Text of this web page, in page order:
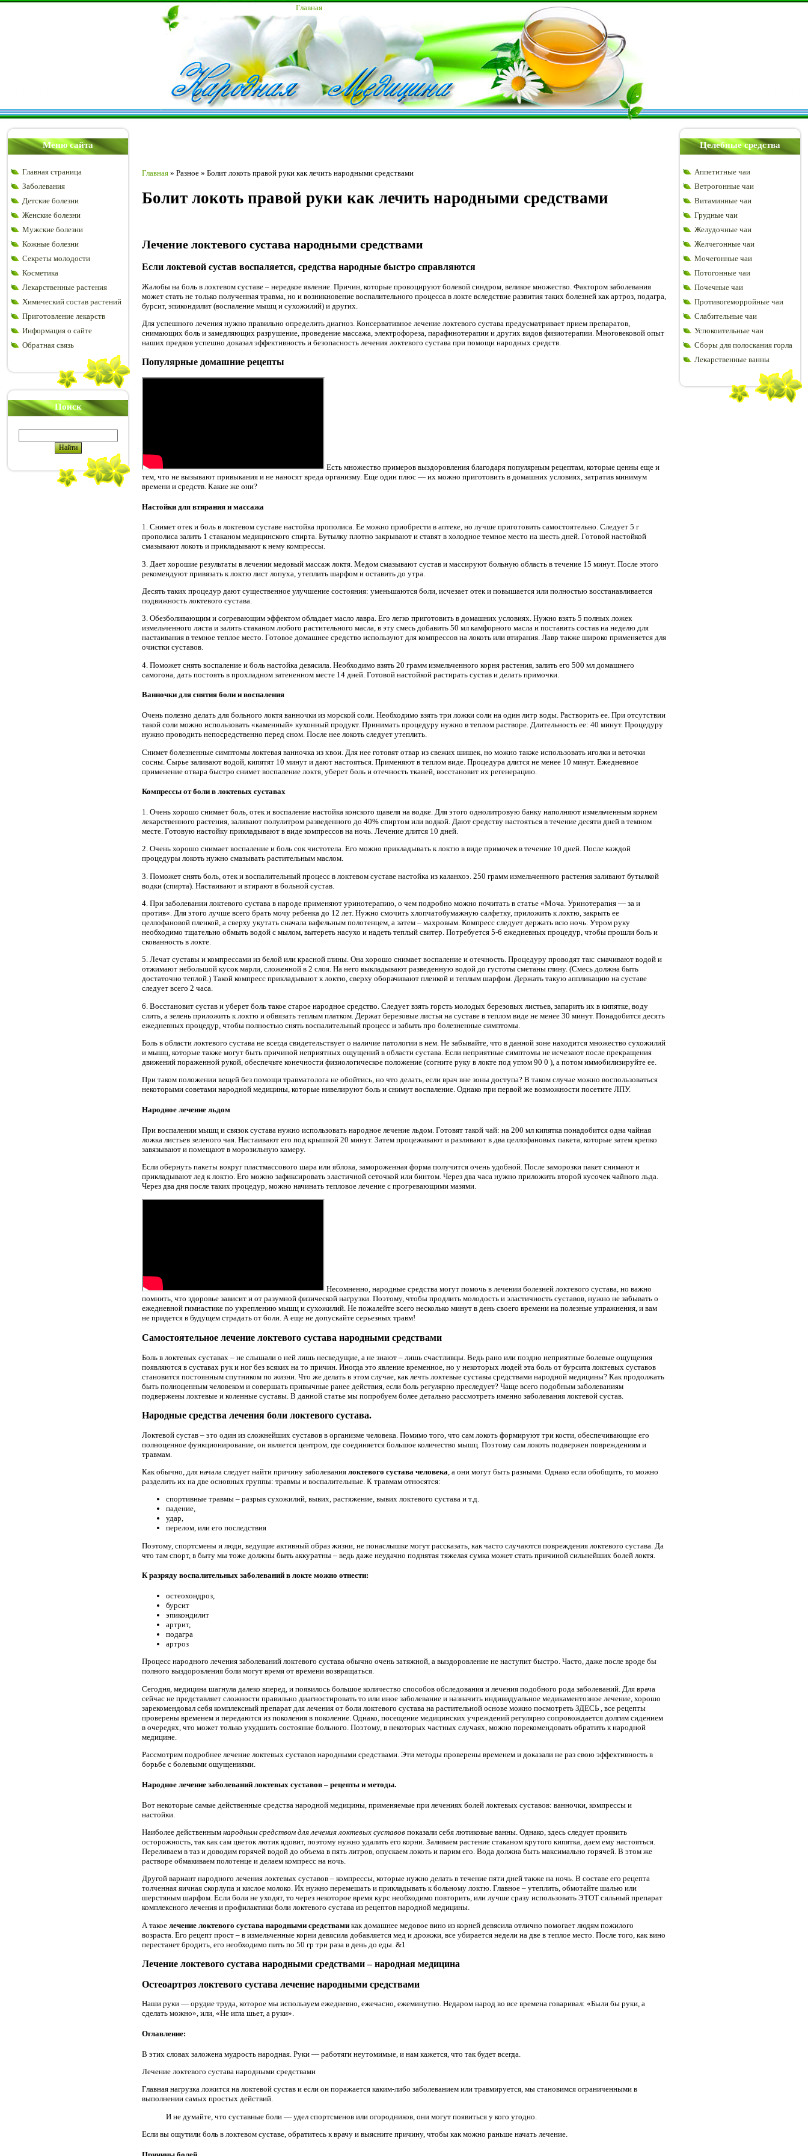
Главная
Меню сайта
Главная страница
Заболевания
Детские болезни
Женские болезни
Мужские болезни
Кожные болезни
Секреты молодости
Косметика
Лекарственные растения
Химический состав растений
Приготовление лекарств
Информация о сайте
Обратная связь
Поиск
Главная » Разное » Болит локоть правой руки как лечить народными средствами
Болит локоть правой руки как лечить народными средствами
Лечение локтевого сустава народными средствами
Если локтевой сустав воспаляется, средства народные быстро справляются
Жалобы на боль в локтевом суставе – нередкое явление. Причин, которые провоцируют болевой синдром, великое множество. Фактором заболевания
может стать не только полученная травма, но и возникновение воспалительного процесса в локте вследствие развития таких болезней как артроз, подагра,
бурсит, эпикондилит (воспаление мышц и сухожилий) и других.
Для успешного лечения нужно правильно определить диагноз. Консервативное лечение локтевого сустава предусматривает прием препаратов,
снимающих боль и замедляющих разрушение, проведение массажа, электрофореза, парафинотерапии и других видов физиотерапии. Многовековой опыт
наших предков успешно доказал эффективность и безопасность лечения локтевого сустава при помощи народных средств.
Популярные домашние рецепты
Есть множество примеров выздоровления благодаря популярным рецептам, которые ценны еще и
тем, что не вызывают привыкания и не наносят вреда организму. Еще один плюс — их можно приготовить в домашних условиях, затратив минимум
времени и средств. Какие же они?
Настойки для втирания и массажа
1. Снимет отек и боль в локтевом суставе настойка прополиса. Ее можно приобрести в аптеке, но лучше приготовить самостоятельно. Следует 5 г
прополиса залить 1 стаканом медицинского спирта. Бутылку плотно закрывают и ставят в холодное темное место на шесть дней. Готовой настойкой
смазывают локоть и прикладывают к нему компрессы.
3. Дает хорошие результаты в лечении медовый массаж локтя. Медом смазывают сустав и массируют больную область в течение 15 минут. После этого
рекомендуют привязать к локтю лист лопуха, утеплить шарфом и оставить до утра.
Десять таких процедур дают существенное улучшение состояния: уменьшаются боли, исчезает отек и повышается или полностью восстанавливается
подвижность локтевого сустава.
3. Обезболивающим и согревающим эффектом обладает масло лавра. Его легко приготовить в домашних условиях. Нужно взять 5 полных ложек
измельченного листа и залить стаканом любого растительного масла, в эту смесь добавить 50 мл камфорного масла и поставить состав на неделю для
настаивания в темное теплое место. Готовое домашнее средство используют для компрессов на локоть или втирания. Лавр также широко применяется для
очистки суставов.
4. Поможет снять воспаление и боль настойка девясила. Необходимо взять 20 грамм измельченного корня растения, залить его 500 мл домашнего
самогона, дать постоять в прохладном затененном месте 14 дней. Готовой настойкой растирать сустав и делать примочки.
Ванночки для снятия боли и воспаления
Очень полезно делать для больного локтя ванночки из морской соли. Необходимо взять три ложки соли на один литр воды. Растворить ее. При отсутствии
такой соли можно использовать «каменный» кухонный продукт. Принимать процедуру нужно в теплом растворе. Длительность ее: 40 минут. Процедуру
нужно проводить непосредственно перед сном. После нее локоть следует утеплить.
Снимет болезненные симптомы локтевая ванночка из хвои. Для нее готовят отвар из свежих шишек, но можно также использовать иголки и веточки
сосны. Сырье заливают водой, кипятят 10 минут и дают настояться. Применяют в теплом виде. Процедура длится не менее 10 минут. Ежедневное
применение отвара быстро снимет воспаление локтя, уберет боль и отечность тканей, восстановит их регенерацию.
Компрессы от боли в локтевых суставах
1. Очень хорошо снимает боль, отек и воспаление настойка конского щавеля на водке. Для этого однолитровую банку наполняют измельченным корнем
лекарственного растения, заливают полулитром разведенного до 40% спиртом или водкой. Дают средству настояться в течение десяти дней в темном
месте. Готовую настойку прикладывают в виде компрессов на ночь. Лечение длится 10 дней.
2. Очень хорошо снимает воспаление и боль сок чистотела. Его можно прикладывать к локтю в виде примочек в течение 10 дней. После каждой
процедуры локоть нужно смазывать растительным маслом.
3. Поможет снять боль, отек и воспалительный процесс в локтевом суставе настойка из каланхоэ. 250 грамм измельченного растения заливают бутылкой
водки (спирта). Настаивают и втирают в больной сустав.
4. При заболевании локтевого сустава в народе применяют уринотерапию, о чем подробно можно почитать в статье «Моча. Уринотерапия — за и
против«. Для этого лучше всего брать мочу ребенка до 12 лет. Нужно смочить хлопчатобумажную салфетку, приложить к локтю, закрыть ее
целлофановой пленкой, а сверху укутать сначала вафельным полотенцем, а затем – махровым. Компресс следует держать всю ночь. Утром руку
необходимо тщательно обмыть водой с мылом, вытереть насухо и надеть теплый свитер. Потребуется 5-6 ежедневных процедур, чтобы прошли боль и
скованность в локте.
5. Лечат суставы и компрессами из белой или красной глины. Она хорошо снимает воспаление и отечность. Процедуру проводят так: смачивают водой и
отжимают небольшой кусок марли, сложенной в 2 слоя. На него выкладывают разведенную водой до густоты сметаны глину. (Смесь должна быть
достаточно теплой.) Такой компресс прикладывают к локтю, сверху оборачивают пленкой и теплым шарфом. Держать такую аппликацию на суставе
следует всего 2 часа.
6. Восстановит сустав и уберет боль такое старое народное средство. Следует взять горсть молодых березовых листьев, запарить их в кипятке, воду
слить, а зелень приложить к локтю и обвязать теплым платком. Держат березовые листья на суставе в теплом виде не менее 30 минут. Понадобится десять
ежедневных процедур, чтобы полностью снять воспалительный процесс и забыть про болезненные симптомы.
Боль в области локтевого сустава не всегда свидетельствует о наличие патологии в нем. Не забывайте, что в данной зоне находится множество сухожилий
и мышц, которые также могут быть причиной неприятных ощущений в области сустава. Если неприятные симптомы не исчезают после прекращения
движений пораженной рукой, обеспечьте конечности физиологическое положение (согните руку в локте под углом 90 0 ), а потом иммобилизируйте ее.
При таком положении вещей без помощи травматолога не обойтись, но что делать, если врач вне зоны доступа? В таком случае можно воспользоваться
некоторыми советами народной медицины, которые нивелируют боль и снимут воспаление. Однако при первой же возможности посетите ЛПУ.
Народное лечение льдом
При воспалении мышц и связок сустава нужно использовать народное лечение льдом. Готовят такой чай: на 200 мл кипятка понадобится одна чайная
ложка листьев зеленого чая. Настаивают его под крышкой 20 минут. Затем процеживают и разливают в два целлофановых пакета, которые затем крепко
завязывают и помещают в морозильную камеру.
Если обернуть пакеты вокруг пластмассового шара или яблока, замороженная форма получится очень удобной. После заморозки пакет снимают и
прикладывают лед к локтю. Его можно зафиксировать эластичной сеточкой или бинтом. Через два часа нужно приложить второй кусочек чайного льда.
Через два дня после таких процедур, можно начинать тепловое лечение с прогревающими мазями.
Несомненно, народные средства могут помочь в лечении болезней локтевого сустава, но важно
помнить, что здоровье зависит и от разумной физической нагрузки. Поэтому, чтобы продлить молодость и эластичность суставов, нужно не забывать о
ежедневной гимнастике по укреплению мышц и сухожилий. Не пожалейте всего несколько минут в день своего времени на полезные упражнения, и вам
не придется в будущем страдать от боли. А еще не допускайте серьезных травм!
Самостоятельное лечение локтевого сустава народными средствами
Боль в локтевых суставах – не слышали о ней лишь несведущие, а не знают – лишь счастливцы. Ведь рано или поздно неприятные болевые ощущения
появляются в суставах рук и ног без всяких на то причин. Иногда это явление временное, но у некоторых людей эта боль от бурсита локтевых суставов
становится постоянным спутником по жизни. Что же делать в этом случае, как лечть локтевые суставы средствами народной медицины? Как продолжать
быть полноценным человеком и совершать привычные ранее действия, если боль регулярно преследует? Чаще всего подобным заболеваниям
подвержены локтевые и коленные суставы. В данной статье мы попробуем более детально рассмотреть именно заболевания локтевой сустав.
Народные средства лечения боли локтевого сустава.
Локтевой сустав – это один из сложнейших суставов в организме человека. Помимо того, что сам локоть формируют три кости, обеспечивающие его
полноценное функционирование, он является центром, где соединяется большое количество мышц. Поэтому сам локоть подвержен повреждениям и
травмам.
Как обычно, для начала следует найти причину заболевания локтевого сустава человека, а они могут быть разными. Однако если обобщить, то можно
разделить их на две основных группы: травмы и воспалительные. К травмам относятся:
спортивные травмы – разрыв сухожилий, вывих, растяжение, вывих локтевого сустава и т.д.
падение,
удар,
перелом, или его последствия
Поэтому, спортсмены и люди, ведущие активный образ жизни, не понаслышке могут рассказать, как часто случаются повреждения локтевого сустава. Да
что там спорт, в быту мы тоже должны быть аккуратны – ведь даже неудачно поднятая тяжелая сумка может стать причиной сильнейших болей локтя.
К разряду воспалительных заболеваний в локте можно отнести:
остеохондроз,
бурсит
эпикондилит
артрит,
подагра
артроз
Процесс народного лечения заболеваний локтевого сустава обычно очень затяжной, а выздоровление не наступит быстро. Часто, даже после вроде бы
полного выздоровления боли могут время от времени возвращаться.
Сегодня, медицина шагнула далеко вперед, и появилось большое количество способов обследования и лечения подобного рода заболеваний. Для врача
сейчас не представляет сложности правильно диагностировать то или иное заболевание и назначить индивидуальное медикаментозное лечение, хорошо
зарекомендовал себя комплексный препарат для лечения от боли локтевого сустава на растительной основе можно посмотреть ЗДЕСЬ , все рецепты
проверены временем и передаются из поколения в поколение. Однако, посещение медицинских учреждений регулярно сопровождается долгим сидением
в очередях, что может только ухудшить состояние больного. Поэтому, в некоторых частных случаях, можно порекомендовать обратить к народной
медицине.
Рассмотрим подробнее лечение локтевых суставов народными средствами. Эти методы проверены временем и доказали не раз свою эффективность в
борьбе с болевыми ощущениями.
Народное лечение заболеваний локтевых суставов – рецепты и методы.
Вот некоторые самые действенные средства народной медицины, применяемые при лечениях болей локтевых суставов: ванночки, компрессы и
настойки.
Наиболее действенным народным средством для лечения локтевых суставов показали себя лютиковые ванны. Однако, здесь следует проявить
осторожность, так как сам цветок лютик ядовит, поэтому нужно удалить его корни. Заливаем растение стаканом крутого кипятка, даем ему настояться.
Переливаем в таз и доводим горячей водой до объема в пять литров, опускаем локоть и парим его. Вода должна быть максимально горячей. В этом же
растворе обмакиваем полотенце и делаем компресс на ночь.
Другой вариант народного лечения локтевых суставов – компрессы, которые нужно делать в течение пяти дней также на ночь. В составе его рецепта
толченная яичная скорлупа и кислое молоко. Их нужно перемешать и прикладывать к больному локтю. Главное – утеплить, обмотайте шалью или
шерстяным шарфом. Если боли не уходят, то через некоторое время курс необходимо повторить, или лучше сразу использовать ЭТОТ сильный препарат
комплексного лечения и профилактики боли локтевого сустава из рецептов народной медицины.
А такое лечение локтевого сустава народными средствами как домашнее медовое вино из корней девясила отлично помогает людям пожилого
возраста. Его рецепт прост – в измельченные корни девясила добавляется мед и дрожжи, все убирается недели на две в теплое место. После того, как вино
перестанет бродить, его необходимо пить по 50 гр три раза в день до еды. &1
Лечение локтевого сустава народными средствами – народная медицина
Остеоартроз локтевого сустава лечение народными средствами
Наши руки — орудие труда, которое мы используем ежедневно, ежечасно, ежеминутно. Недаром народ во все времена говаривал: «Были бы руки, а
сделать можно», или, «Не игла шьет, а руки».
Оглавление:
В этих словах заложена мудрость народная. Руки — работяги неутомимые, и нам кажется, что так будет всегда.
Лечение локтевого сустава народными средствами
Главная нагрузка ложится на локтевой сустав и если он поражается каким-либо заболеванием или травмируется, мы становимся ограниченными в
выполнении самых простых действий.
И не думайте, что суставные боли — удел спортсменов или огородников, они могут появиться у кого угодно.
Если вы ощутили боль в локтевом суставе, обратитесь к врачу и выясните причину, чтобы как можно раньше начать лечение.
Целебные средства
Аппетитные чаи
Ветрогонные чаи
Витаминные чаи
Грудные чаи
Желудочные чаи
Желчегонные чаи
Мочегонные чаи
Потогонные чаи
Почечные чаи
Противогеморройные чаи
Слабительные чаи
Успокоительные чаи
Сборы для полоскания горла
Лекарственные ванны